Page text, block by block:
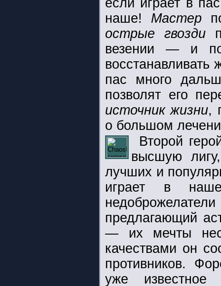
если играет в
наше! Мастер
острые гвозди
везении — и
пас много
позволят его
источник жизни,
о большом
Второй
высшую
лучших и
играет в
предлагающий
— их мечты
качествами он
противников.
уже